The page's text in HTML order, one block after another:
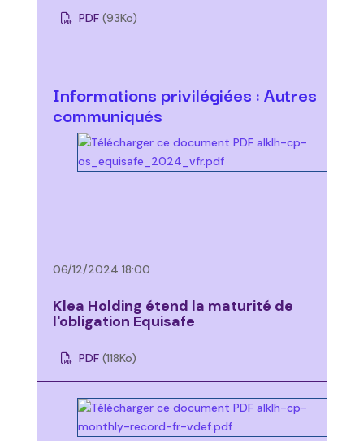
PDF (93Ko)
Informations privilégiées : Autres
communiqués
06/12/2024 18:00
Klea Holding étend la maturité de
l'obligation Equisafe
PDF (118Ko)